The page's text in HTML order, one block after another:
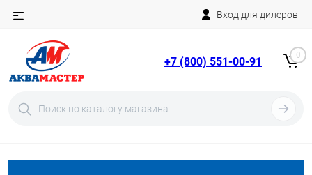
Вход для дилеров
+7 (800) 551-00-91 0